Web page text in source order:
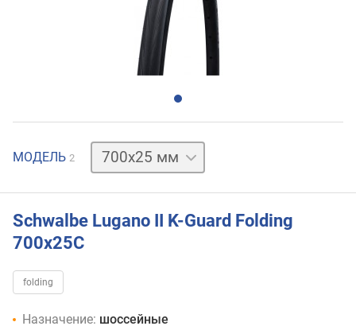
МОДЕЛЬ 2
700x23
мм
Schwalbe Lugano II K-Guard Folding
700x25C
folding
Назначение: шоссейные